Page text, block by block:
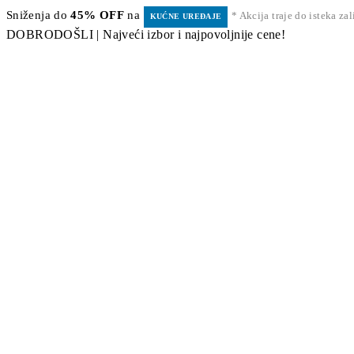
Sniženja do45% OFF na KUĆNE UREĐAJE * Akcija traje do isteka
DOBRODOŠLI | Najveći izbor i najpovoljnije cene!